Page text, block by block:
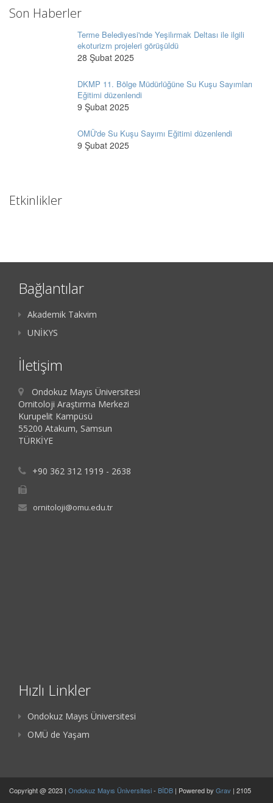
Son Haberler
Terme Belediyesi'nde Yeşilırmak Deltası ile ilgili
ekoturizm projeleri görüşüldü
28 Şubat 2025
DKMP 11. Bölge Müdürlüğüne Su Kuşu Sayımları
Eğitimi düzenlendi
9 Şubat 2025
OMÜ'de Su Kuşu Sayımı Eğitimi düzenlendi
9 Şubat 2025
Etkinlikler
Bağlantılar
Akademik Takvim
UNİKYS
İletişim
Ondokuz Mayıs Üniversitesi
Ornitoloji Araştırma Merkezi
Kurupelit Kampüsü
55200 Atakum, Samsun
TÜRKİYE
+90 362 312 1919 - 2638
ornitoloji@omu.edu.tr
Hızlı Linkler
Ondokuz Mayıs Üniversitesi
OMÜ de Yaşam
Copyright @ 2023 | Ondokuz Mayıs Üniversitesi- BİDB | Powered by Grav | 2105